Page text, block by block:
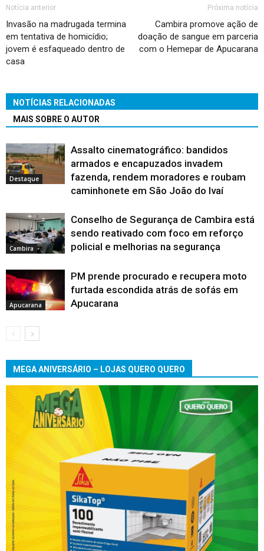
Notícia anterior
Invasão na madrugada termina
em tentativa de homicídio;
jovem é esfaqueado dentro de
casa
Próxima notícia
Cambira promove ação de
doação de sangue em parceria
com o Hemepar de Apucarana
NOTÍCIAS RELACIONADAS
MAIS SOBRE O AUTOR
Destaque
Assalto cinematográfico: bandidos
armados e encapuzados invadem
fazenda, rendem moradores e roubam
caminhonete em São João do Ivaí
Cambira
Conselho de Segurança de Cambira está
sendo reativado com foco em reforço
policial e melhorias na segurança
Apucarana
PM prende procurado e recupera moto
furtada escondida atrás de sofás em
Apucarana
MEGA ANIVERSÁRIO – LOJAS QUERO QUERO